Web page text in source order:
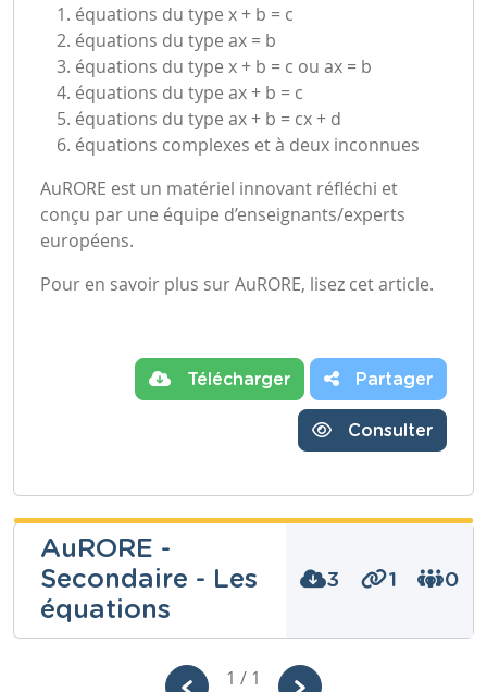
équations du type x + b = c
équations du type ax = b
équations du type x + b = c ou ax = b
équations du type ax + b = c
équations du type ax + b = cx + d
équations complexes et à deux inconnues
AuRORE est un matériel innovant réfléchi et
conçu par une équipe d’enseignants/experts
européens.
Pour en savoir plus sur AuRORE, lisez cet article.
Télécharger Partager
Consulter
AuRORE -
Secondaire - Les
équations
3 1 0
1 / 1